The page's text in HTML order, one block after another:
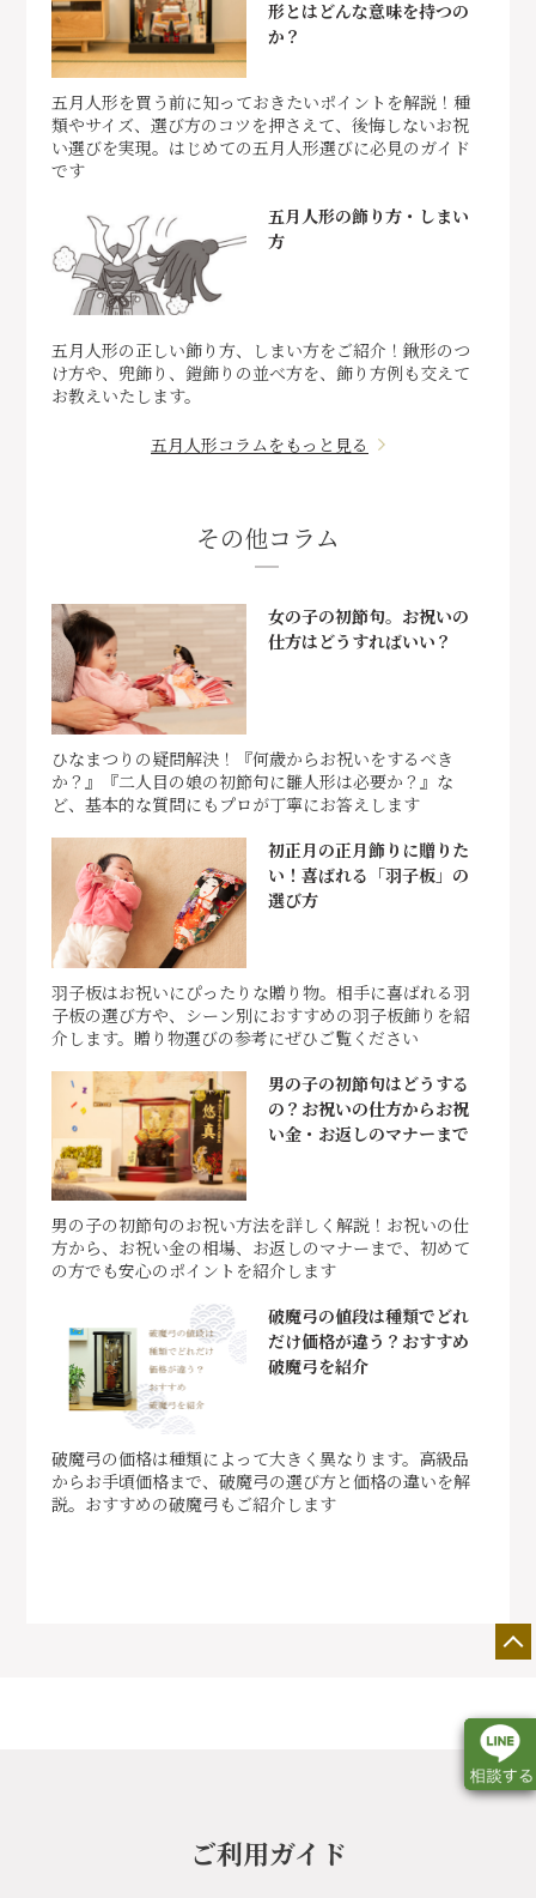
形とはどんな意味を持つの
か？
五月人形を買う前に知っておきたいポイントを解説！種
類やサイズ、選び方のコツを押さえて、後悔しないお祝
い選びを実現。はじめての五月人形選びに必見のガイド
です
五月人形の飾り方・しまい
方
五月人形の正しい飾り方、しまい方をご紹介！鍬形のつ
け方や、兜飾り、鎧飾りの並べ方を、飾り方例も交えて
お教えいたします。
五月人形コラムをもっと見る
その他コラム
女の子の初節句。お祝いの
仕方はどうすればいい？
ひなまつりの疑問解決！『何歳からお祝いをするべき
か？』『二人目の娘の初節句に雛人形は必要か？』な
ど、基本的な質問にもプロが丁寧にお答えします
初正月の正月飾りに贈りた
い！喜ばれる「羽子板」の
選び方
羽子板はお祝いにぴったりな贈り物。相手に喜ばれる羽
子板の選び方や、シーン別におすすめの羽子板飾りを紹
介します。贈り物選びの参考にぜひご覧ください
男の子の初節句はどうする
の？お祝いの仕方からお祝
い金・お返しのマナーまで
男の子の初節句のお祝い方法を詳しく解説！お祝いの仕
方から、お祝い金の相場、お返しのマナーまで、初めて
の方でも安心のポイントを紹介します
破魔弓の値段は種類でどれ
だけ価格が違う？おすすめ
破魔弓を紹介
破魔弓の価格は種類によって大きく異なります。高級品
からお手頃価格まで、破魔弓の選び方と価格の違いを解
説。おすすめの破魔弓もご紹介します
ご利用ガイド
展示会情報